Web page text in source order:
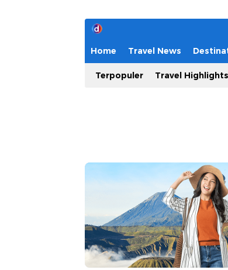
Home Travel News
Terpopuler Travel Highlights